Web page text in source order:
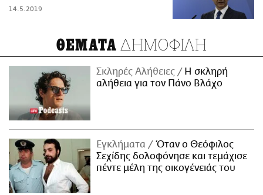
14.5.2019
ΘΕΜΑΤΑ ΔΗΜΟΦΙΛΗ
Σκληρές Αλήθειες
H σκληρή
αλήθεια για τον Πάνο Βλάχο
Εγκλήματα
Όταν ο Θεόφιλος
Σεχίδης δολοφόνησε και τεμάχισε
πέντε μέλη της οικογένειάς του